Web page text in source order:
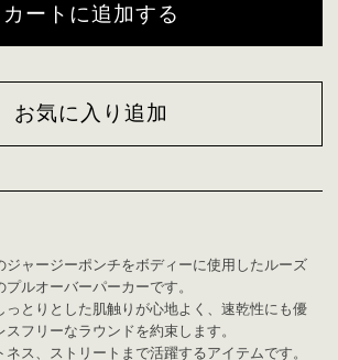
カートに追加する
お気に入り追加
ジャージーポンチをボディーに使用したルーズ
ルオーバーパーカーです。
っとりとした肌触りが心地よく、速乾性にも優
フリーなラウンドを約束します。
ス、ストリートまで活躍するアイテムです。